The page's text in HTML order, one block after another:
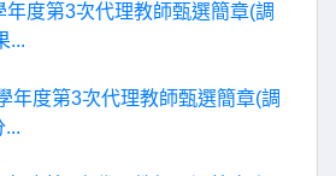
年度第3次代理教師甄選簡章(調
...
年度第3次代理教師甄選簡章(調
...